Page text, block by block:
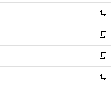
開
く
ウ
で
開
く
ン
ド
ウ
で
開
く
ウ
ィ
ン
ド
ウ
で
開
く
し
い
ウ
ィ
ン
ド
ウ
で
開
新
し
い
ウ
ィ
ン
ド
ウ
新
し
い
ウ
ィ
ン
新
し
い
ウ
新
し